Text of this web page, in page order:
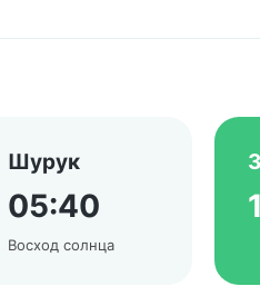
Шурук
05:40
Восход солнца